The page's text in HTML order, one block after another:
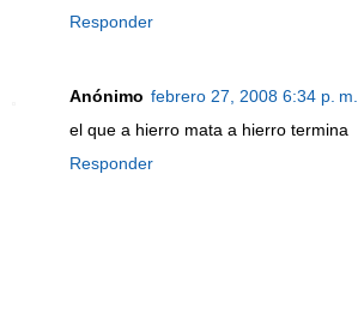
Responder
Anónimo febrero 27, 2008 6:34 p. m.
el que a hierro mata a hierro termina
Responder